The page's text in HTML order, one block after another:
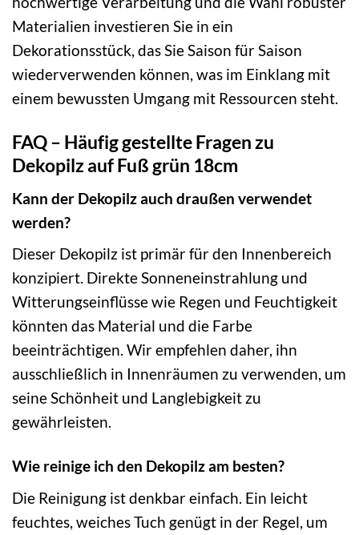
Materialien investieren Sie in ein
Dekorationsstück, das Sie Saison für Saison
wiederverwenden können, was im Einklang mit
einem bewussten Umgang mit Ressourcen steht.
FAQ – Häufig gestellte Fragen zu
Dekopilz auf Fuß grün 18cm
Kann der Dekopilz auch draußen verwendet
werden?
Dieser Dekopilz ist primär für den Innenbereich
konzipiert. Direkte Sonneneinstrahlung und
Witterungseinflüsse wie Regen und Feuchtigkeit
könnten das Material und die Farbe
beeinträchtigen. Wir empfehlen daher, ihn
ausschließlich in Innenräumen zu verwenden, um
seine Schönheit und Langlebigkeit zu
gewährleisten.
Wie reinige ich den Dekopilz am besten?
Die Reinigung ist denkbar einfach. Ein leicht
feuchtes, weiches Tuch genügt in der Regel, um